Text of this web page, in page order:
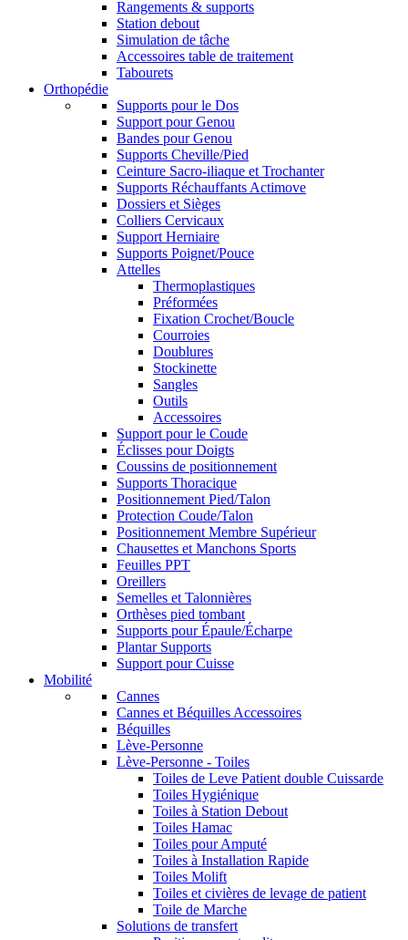
Rangements & supports
Station debout
Simulation de tâche
Accessoires table de traitement
Tabourets
Orthopédie
Supports pour le Dos
Support pour Genou
Bandes pour Genou
Supports Cheville/Pied
Ceinture Sacro-iliaque et Trochanter
Supports Réchauffants Actimove
Dossiers et Sièges
Colliers Cervicaux
Support Herniaire
Supports Poignet/Pouce
Attelles
Thermoplastiques
Préformées
Fixation Crochet/Boucle
Courroies
Doublures
Stockinette
Sangles
Outils
Accessoires
Support pour le Coude
Éclisses pour Doigts
Coussins de positionnement
Supports Thoracique
Positionnement Pied/Talon
Protection Coude/Talon
Positionnement Membre Supérieur
Chausettes et Manchons Sports
Feuilles PPT
Oreillers
Semelles et Talonnières
Orthèses pied tombant
Supports pour Épaule/Écharpe
Plantar Supports
Support pour Cuisse
Mobilité
Cannes
Cannes et Béquilles Accessoires
Béquilles
Lève-Personne
Lève-Personne - Toiles
Toiles de Leve Patient double Cuissarde
Toiles Hygiénique
Toiles à Station Debout
Toiles Hamac
Toiles pour Amputé
Toiles à Installation Rapide
Toiles Molift
Toiles et civières de levage de patient
Toile de Marche
Solutions de transfert